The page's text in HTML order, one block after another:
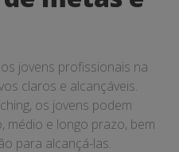
jovens profissionais na
claros e alcançáveis.
os jovens podem
médio e longo prazo, bem
para alcançá-las.